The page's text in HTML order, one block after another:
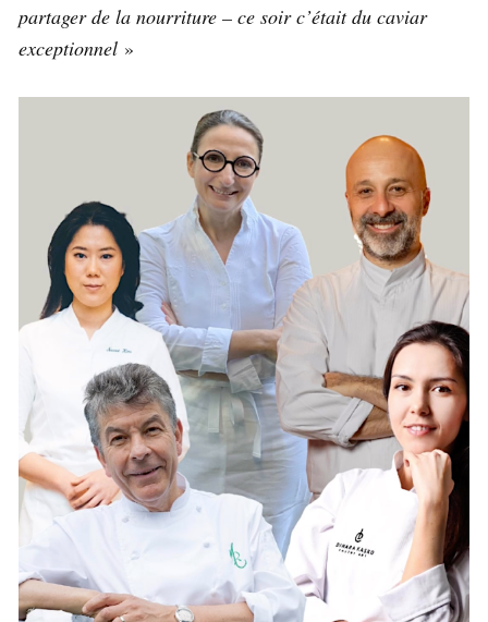
partager de la nourriture – ce soir c’était du caviar
exceptionnel »